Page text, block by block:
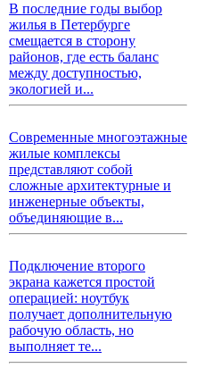
В последние годы выбор
жилья в Петербурге
смещается в сторону
районов, где есть баланс
между доступностью,
экологией и...
Современные многоэтажные
жилые комплексы
представляют собой
сложные архитектурные и
инженерные объекты,
объединяющие в...
Подключение второго
экрана кажется простой
операцией: ноутбук
получает дополнительную
рабочую область, но
выполняет те...